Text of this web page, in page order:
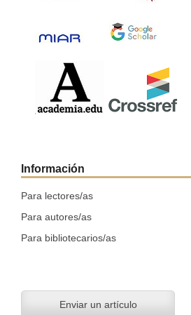
Información
Para lectores/as
Para autores/as
Para bibliotecarios/as
Enviar un artículo